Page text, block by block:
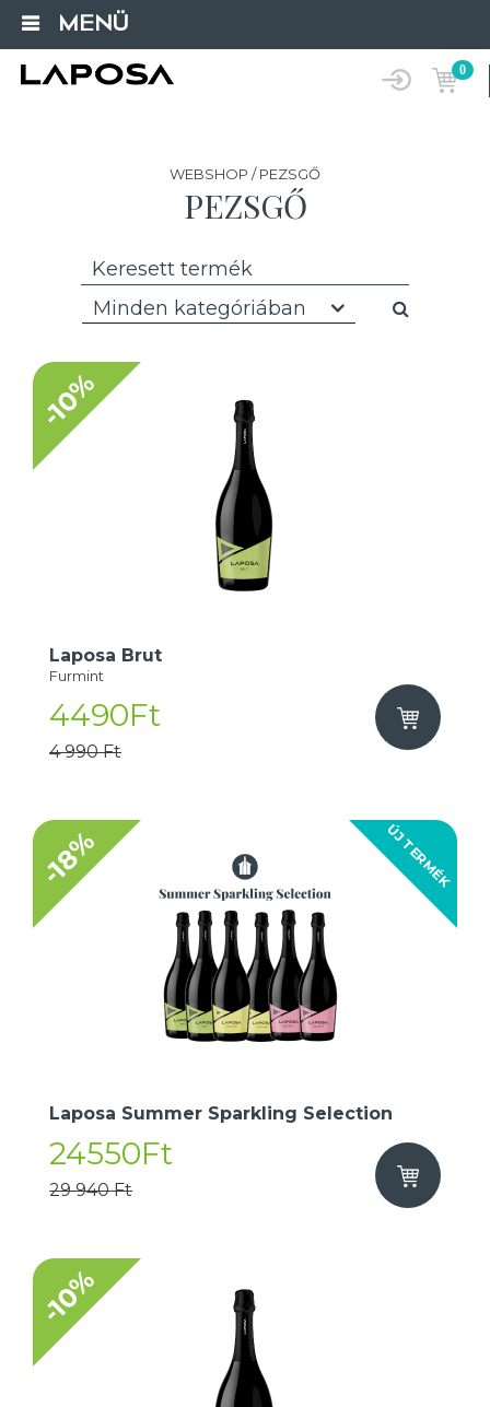
MENÜ
0
WEBSHOP / PEZSGŐ
PEZSGŐ
Minden kategóriában
-10%
Laposa Brut
Furmint
4490Ft
4 990 Ft
ÚJ TERMÉK
-18%
Laposa Summer Sparkling Selection
24550Ft
29 940 Ft
-10%